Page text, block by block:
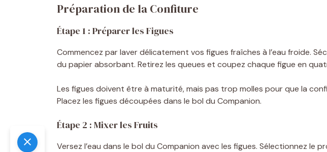
Préparation de la Confiture
Étape 1 : Préparer les Figues
Commencez par laver délicatement vos figues fraîches à l’eau froide.
du papier absorbant. Retirez les queues et coupez chaque figue en
Les figues doivent être à maturité, mais pas trop molles pour que la
Placez les figues découpées dans le bol du Companion.
Étape 2 : Mixer les Fruits
Versez l’eau dans le bol du Companion avec les figues. Sélectionnez le